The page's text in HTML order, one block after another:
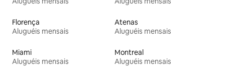
Florença
Aluguéis mensais
Atenas
Aluguéis mensais
Miami
Aluguéis mensais
Montreal
Aluguéis mensais